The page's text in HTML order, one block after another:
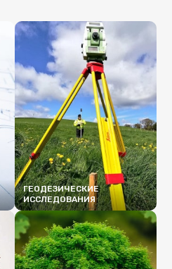
ГЕОДЕЗИЧЕСКИЕ
ИССЛЕДОВАНИЯ
ПОДРОБНЕЕ